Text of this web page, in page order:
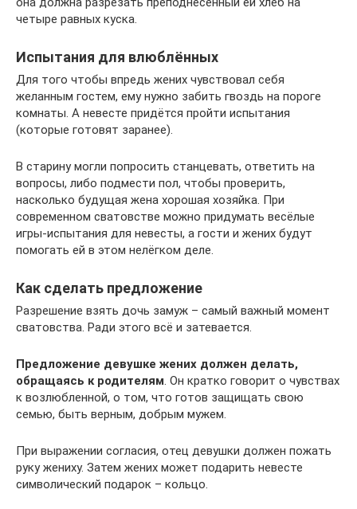
четыре равных куска.
Испытания для влюблённых
Для того чтобы впредь жених чувствовал себя
желанным гостем, ему нужно забить гвоздь на пороге
комнаты. А невесте придётся пройти испытания
(которые готовят заранее).
В старину могли попросить станцевать, ответить на
вопросы, либо подмести пол, чтобы проверить,
насколько будущая жена хорошая хозяйка. При
современном сватовстве можно придумать весёлые
игры-испытания для невесты, а гости и жених будут
помогать ей в этом нелёгком деле.
Как сделать предложение
Разрешение взять дочь замуж – самый важный момент
сватовства. Ради этого всё и затевается.
Предложение девушке жених должен делать,
обращаясь к родителям . Он кратко говорит о чувствах
к возлюбленной, о том, что готов защищать свою
семью, быть верным, добрым мужем.
При выражении согласия, отец девушки должен пожать
руку жениху. Затем жених может подарить невесте
символический подарок – кольцо.